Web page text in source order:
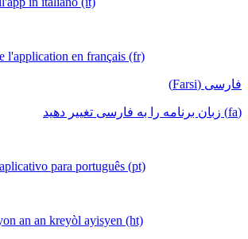
l'application en français (fr)
فارسی (Farsi)
(fa) زبان برنامه را به فارسی تغییر دهید
para português (pt)
an an kreyòl ayisyen (ht)